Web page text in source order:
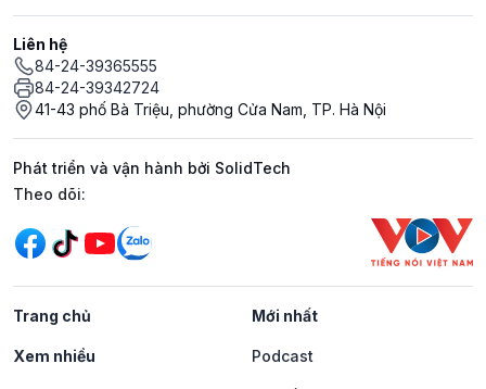
Liên hệ
84-24-39365555
84-24-39342724
41-43 phố Bà Triệu, phường Cửa Nam, TP. Hà Nội
Phát triển và vận hành bởi SolidTech
Mạng xã hội
Theo dõi:
Trang chủ Mới nhất
Xem nhiều Podcast